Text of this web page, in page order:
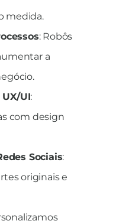
medida.
: Robôs
a
UI:
com design
Sociais:
originais e